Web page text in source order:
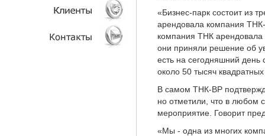
АНАЛИТИКА
КЛИЕНТЫ
«Бизнес-парк состоит из
арендовала компания
компания ТНК арендовала
они приняли решение об
есть на сегодняшний
около 50 тысяч
В самом ТНК-ВР
но отметили, что в любом
мероприятие. Говорит
«Мы - одна из многих